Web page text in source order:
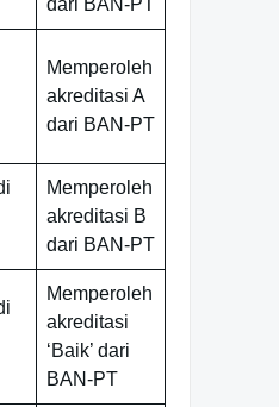
dari BAN-PT
Memperoleh
akreditasi A
dari BAN-PT
Memperoleh
akreditasi B
dari BAN-PT
Memperoleh
akreditasi
‘Baik’ dari
BAN-PT